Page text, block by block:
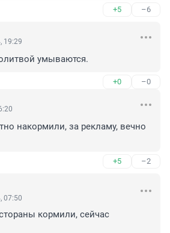
+5 –6
19:29
умываются.
+0 –0
накормили, за рекламу, вечно
+5 –2
07:50
кормили, сейчас